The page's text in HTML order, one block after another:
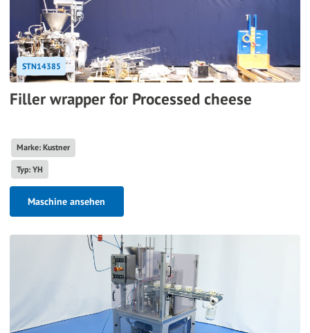
STN14385
Filler wrapper for Processed cheese
Marke: Kustner
Typ: YH
Maschine ansehen